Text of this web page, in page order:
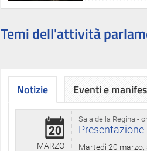
Temi dell'attività
Notizie
Sala della Regina -
20
MARZO
Martedì 20 marzo,
Eventi e